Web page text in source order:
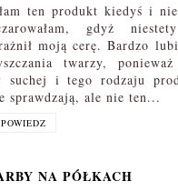
ten produkt kiedyś i
gdyż
moją cerę. Bardzo
twarzy,
suchej i tego rodzaju
sprawdzają, ale nie ten...
NA PÓŁKACH